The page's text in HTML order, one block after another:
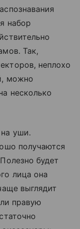
набор
Так,
неплохо
можно
несколько
уши.
получаются
будет
лица она
выглядит
правую